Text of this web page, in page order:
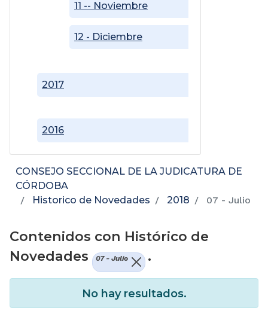
2016
2017
11 -- Noviembre
12 - Diciembre
CONSEJO SECCIONAL DE LA JUDICATURA DE
CÓRDOBA
Historico de Novedades
2018 07 - Julio
Contenidos con Histórico de
Novedades
07 - Julio .
No hay resultados.